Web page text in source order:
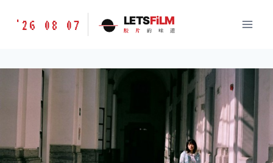
胶
味
道
LETSFILM
'26 08 07 LETSFiLM
胶 片 的 味 道